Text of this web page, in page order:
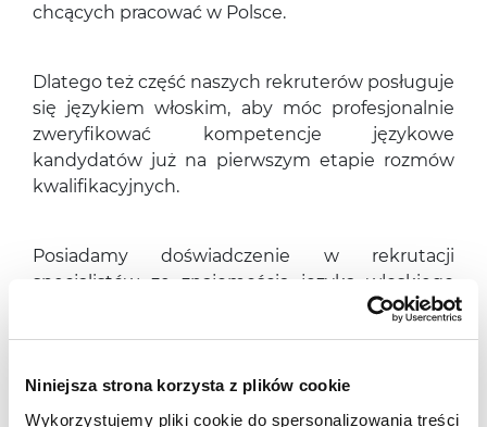
Niniejsza strona korzysta z plików cookie
Wykorzystujemy pliki cookie do spersonalizowania treści
chcących pracować w Polsce.
Dlatego też część naszych rekruterów posługuje
się językiem włoskim, aby móc profesjonalnie
zweryfikować kompetencje językowe
kandydatów już na pierwszym etapie rozmów
kwalifikacyjnych.
Posiadamy doświadczenie w rekrutacji
specjalistów ze znajomością języka włoskiego
m.in. w branży produkcyjnej,